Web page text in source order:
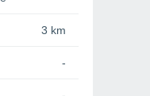
3 km
-